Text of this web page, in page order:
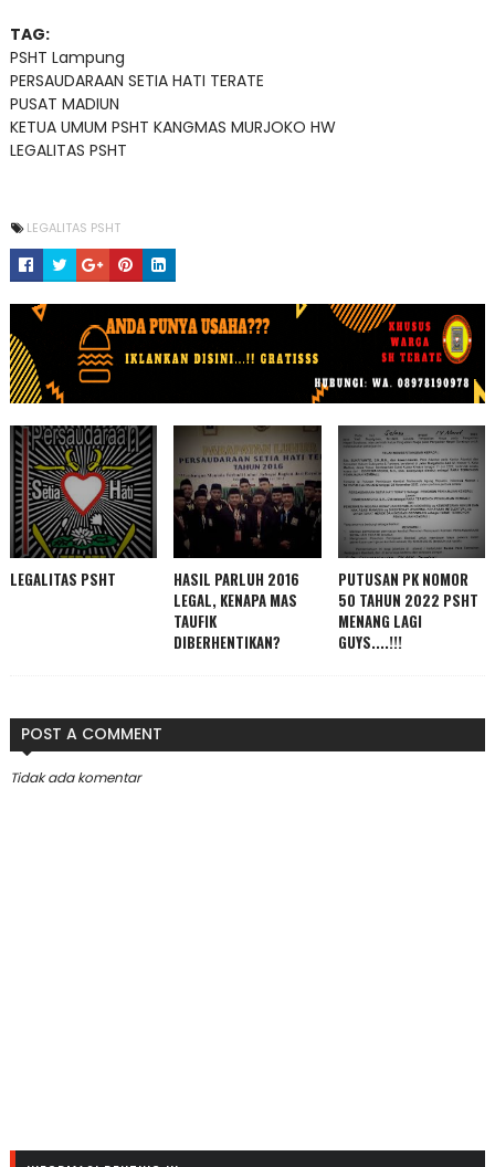
TAG:
PSHT Lampung
PERSAUDARAAN SETIA HATI TERATE
PUSAT MADIUN
KETUA UMUM PSHT KANGMAS MURJOKO HW
LEGALITAS PSHT
LEGALITAS PSHT
IKLAN USAHA
LEGALITAS PSHT
HASIL PARLUH 2016
LEGAL, KENAPA MAS
TAUFIK
DIBERHENTIKAN?
PUTUSAN PK NOMOR
50 TAHUN 2022 PSHT
MENANG LAGI
GUYS....!!!
POST A COMMENT
Tidak ada komentar